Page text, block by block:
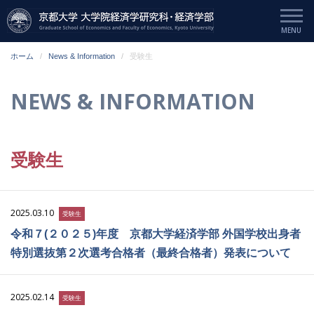
ホーム News & Information 受験生
NEWS & INFORMATION
受験生
2025.03.10 受験生
令和７(２０２５)年度 京都大学経済学部 外国学校出身者
特別選抜第２次選考合格者（最終合格者）発表について
2025.02.14 受験生